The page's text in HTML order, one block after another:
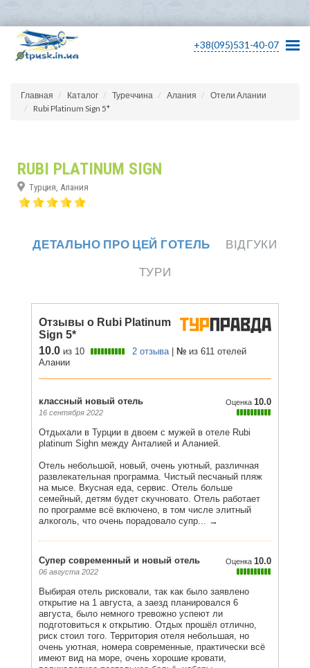
+38(095)531-40-07
Главная Каталог Туреччина Алания
Отели Алании
Rubi Platinum Sign 5*
RUBI PLATINUM SIGN
Турция, Алания
ДЕТАЛЬНО ПРО ЦЕЙ ГОТЕЛЬ
ВІДГУКИ
ТУРИ